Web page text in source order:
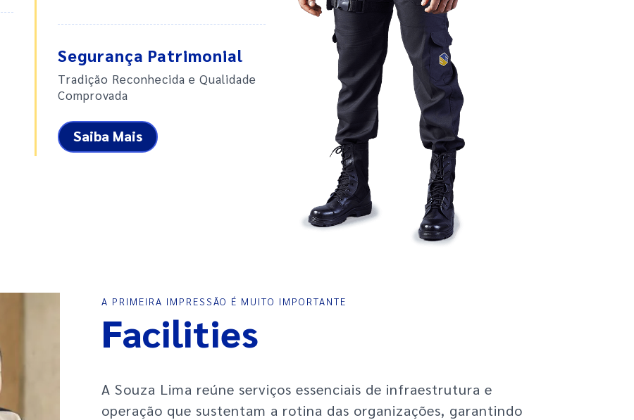
Segurança Patrimonial
Tradição Reconhecida e Qualidade
Comprovada
Saiba Mais
A PRIMEIRA IMPRESSÃO É MUITO IMPORTANTE
Facilities
A Souza Lima reúne serviços essenciais de infraestrutura e
operação que sustentam a rotina das organizações, garantindo